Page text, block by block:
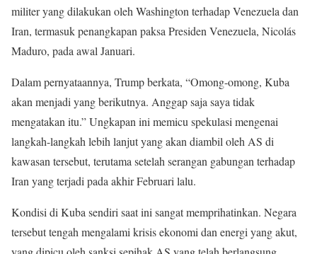
militer yang dilakukan oleh Washington terhadap Venezuela dan
Iran, termasuk penangkapan paksa Presiden Venezuela, Nicolás
Maduro, pada awal Januari.
Dalam pernyataannya, Trump berkata, “Omong-omong, Kuba
akan menjadi yang berikutnya. Anggap saja saya tidak
mengatakan itu.” Ungkapan ini memicu spekulasi mengenai
langkah-langkah lebih lanjut yang akan diambil oleh AS di
kawasan tersebut, terutama setelah serangan gabungan terhadap
Iran yang terjadi pada akhir Februari lalu.
Kondisi di Kuba sendiri saat ini sangat memprihatinkan. Negara
tersebut tengah mengalami krisis ekonomi dan energi yang akut,